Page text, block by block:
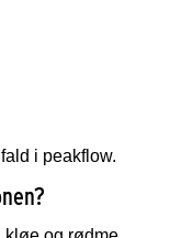
i peakflow.